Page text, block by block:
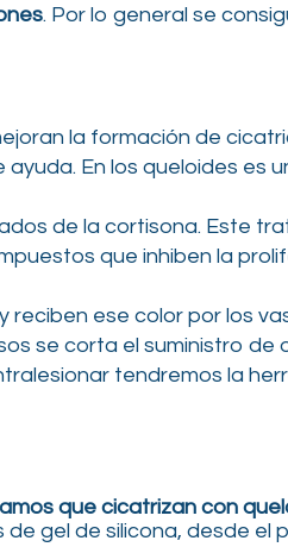
. Por lo general se
la formación de
En los queloides es
de la cortisona. Este
que inhiben la
ese color por los
se corta el suministro de
tendremos la
que cicatrizan con
de gel de silicona, desde el